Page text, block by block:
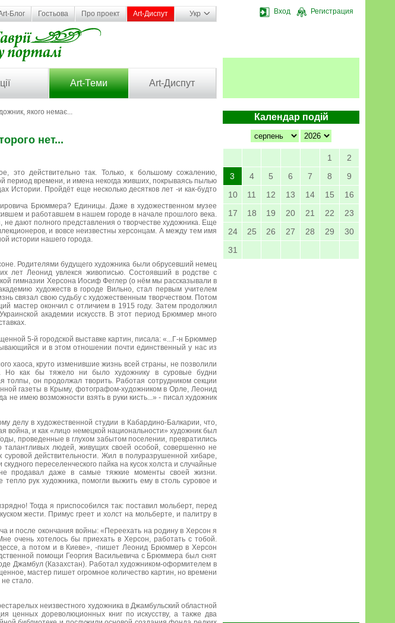
Вход Регистрация
Блог Гостьова Про проект Art-Диспут Укр
Art-Теми Art-Диспут
Календар подій
1
2
3
4 5 6 7 8
9
10
11 12 13 14 15
16
17
18 19 20 21 22
23
24
25 26 27 28 29
30
31
якого немає...
нет...
это действительно так. Только, к большому сожалению,
период времени, и имена некогда живших, покрываясь пылью
Истории. Пройдёт еще несколько десятков лет -и как-будто
Брюммера? Единицы. Даже в художественном музее
и работавшем в нашем городе в начале прошлого века.
дают полного представления о творчестве художника. Еще
и вовсе неизвестны херсонцам. А между тем имя
истории нашего города.
Родителями будущего художника были обрусевший немец
Леонид увлекся живописью. Состоявший в родстве с
гимназии Херсона Иосиф Феглер (о нём мы рассказывали в
художеств в городе Вильно, стал первым учителем
связал свою судьбу с художественным творчеством. Потом
мастер окончил с отличием в 1915 году. Затем продолжил
академии искусств. В этот период Брюммер много
5-й городской выставке картин, писала: «...Г-н Брюммер
и в этом отношении почти единственный у нас из
хаоса, круто изменившие жизнь всей страны, не позволили
Но как бы тяжело ни было художнику в суровые будни
толпы, он продолжал творить. Работая сотрудником секции
газеты в Крыму, фотографом-художником в Орле, Леонид
не имею возможности взять в руки кисть...» - писал художник
делу в художественной студии в Кабардино-Балкарии, что,
война, и как «лицо немецкой национальности» художник был
проведенные в глухом забытом поселении, превратились
талантливых людей, живущих своей особой, совершенно не
действительности. Жил в полуразрушенной хибаре,
переселенческого пайка на кусок холста и случайные
продавал даже в самые тяжкие моменты своей жизни.
рук художника, помогли выжить ему в столь суровое и
Тогда я приспособился так: поставил мольберт, перед
жести. Примус греет и холст на мольберте, и палитру в
и после окончания войны: «Переехать на родину в Херсон я
очень хотелось бы приехать в Херсон, работать с тобой.
а потом и в Киеве», -пишет Леонид Брюммер в Херсон
помощи Георгия Васильевича с Брюммера был снят
Джамбул (Казахстан). Работал художником-оформителем в
мастер пишет огромное количество картин, но времени
стало.
неизвестного художника в Джамбульский областной
ценных дореволюционных книг по искусству, а также два